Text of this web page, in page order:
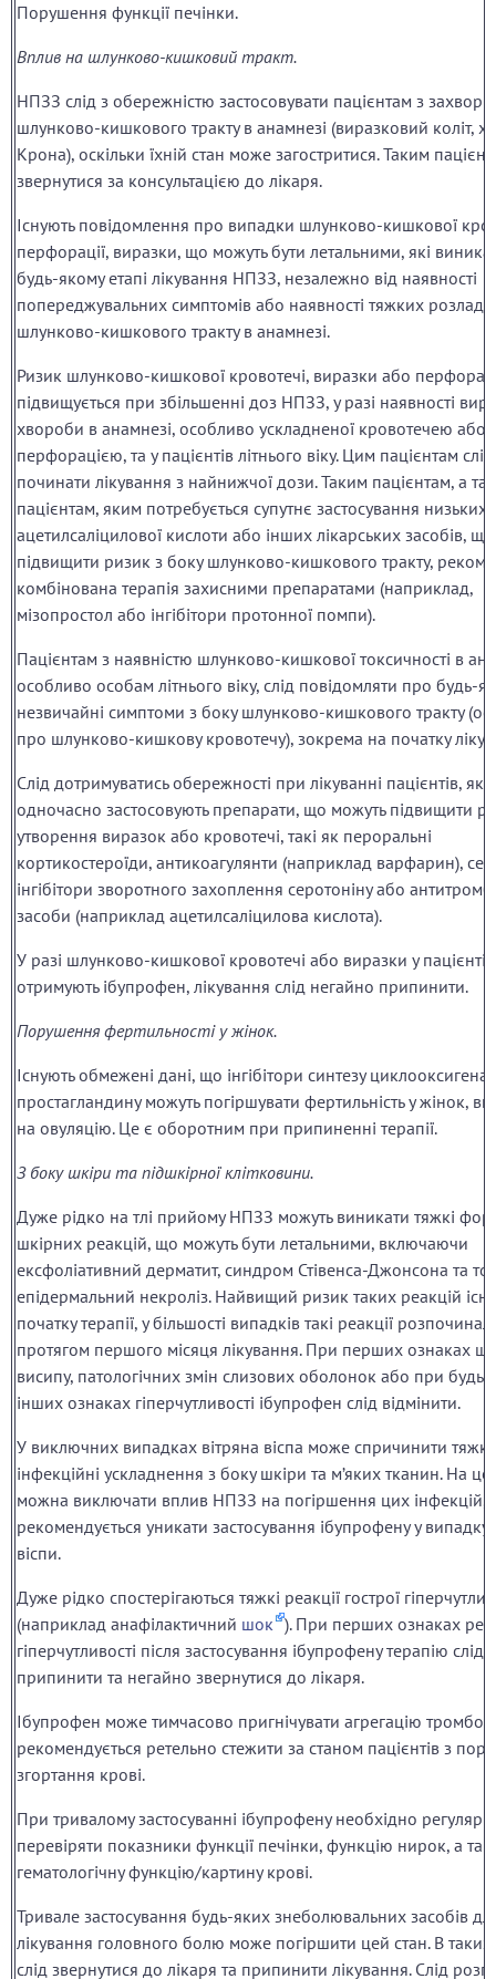
Порушення функції печінки.
Вплив на шлунково-кишковий тракт.
НПЗЗ слід з обережністю застосовувати пацієнтам з
шлунково-кишкового тракту в анамнезі (виразковий коліт,
Крона), оскільки їхній стан може загостритися. Таким
звернутися за консультацією до лікаря.
Існують повідомлення про випадки шлунково-кишкової
перфорації, виразки, що можуть бути летальними, які
будь-якому етапі лікування НПЗЗ, незалежно від наявності
попереджувальних симптомів або наявності тяжких
шлунково-кишкового тракту в анамнезі.
Ризик шлунково-кишкової кровотечі, виразки або
підвищується при збільшенні доз НПЗЗ, у разі наявності
хвороби в анамнезі, особливо ускладненої кровотечею або
перфорацією, та у пацієнтів літнього віку. Цим пацієнтам слід
починати лікування з найнижчої дози. Таким пацієнтам, а
пацієнтам, яким потребується супутнє застосування низьких
ацетилсаліцилової кислоти або інших лікарських засобів,
підвищити ризик з боку шлунково-кишкового тракту,
комбінована терапія захисними препаратами (наприклад,
мізопростол або інгібітори протонної помпи).
Пацієнтам з наявністю шлунково-кишкової токсичності в
особливо особам літнього віку, слід повідомляти про будь-
незвичайні симптоми з боку шлунково-кишкового тракту
про шлунково-кишкову кровотечу), зокрема на початку
Слід дотримуватись обережності при лікуванні пацієнтів, які
одночасно застосовують препарати, що можуть підвищити
утворення виразок або кровотечі, такі як пероральні
кортикостероїди, антикоагулянти (наприклад варфарин),
інгібітори зворотного захоплення серотоніну або
засоби (наприклад ацетилсаліцилова кислота).
У разі шлунково-кишкової кровотечі або виразки у
отримують ібупрофен, лікування слід негайно припинити.
Порушення фертильності у жінок.
Існують обмежені дані, що інгібітори синтезу
простагландину можуть погіршувати фертильність у жінок,
на овуляцію. Це є оборотним при припиненні терапії.
З боку шкіри та підшкірної клітковини.
Дуже рідко на тлі прийому НПЗЗ можуть виникати тяжкі
шкірних реакцій, що можуть бути летальними, включаючи
ексфоліативний дерматит, синдром Стівенса-Джонсона та
епідермальний некроліз. Найвищий ризик таких реакцій
початку терапії, у більшості випадків такі реакції
протягом першого місяця лікування. При перших ознаках
висипу, патологічних змін слизових оболонок або при будь-
інших ознаках гіперчутливості ібупрофен слід відмінити.
У виключних випадках вітряна віспа може спричинити тяжкі
інфекційні ускладнення з боку шкіри та м’яких тканин. На
можна виключати вплив НПЗЗ на погіршення цих інфекцій,
рекомендується уникати застосування ібупрофену у випадку
віспи.
Дуже рідко спостерігаються тяжкі реакції гострої
(наприклад анафілактичний шок ). При перших ознаках
гіперчутливості після застосування ібупрофену терапію слід
припинити та негайно звернутися до лікаря.
Ібупрофен може тимчасово пригнічувати агрегацію
рекомендується ретельно стежити за станом пацієнтів з
згортання крові.
При тривалому застосуванні ібупрофену необхідно
перевіряти показники функції печінки, функцію нирок, а
гематологічну функцію/картину крові.
Тривале застосування будь-яких знеболювальних засобів
лікування головного болю може погіршити цей стан. В
слід звернутися до лікаря та припинити лікування. Слід